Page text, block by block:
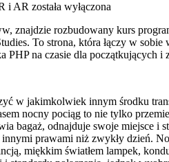
i AR została wyłączona
znajdzie rozbudowany kurs
To strona, która łączy w
PHP na czasie dla początkujących
w jakimkolwiek innym środku
nocny pociąg to nie tylko
bagaż, odnajduje swoje miejsce
prawami niż zwykły dzień.
miękkim światłem lampek,